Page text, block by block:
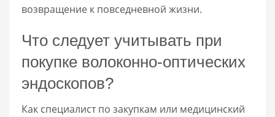
возвращение к повседневной жизни.
Что следует учитывать при
покупке волоконно-оптических
эндоскопов?
Как специалист по закупкам или медицинский